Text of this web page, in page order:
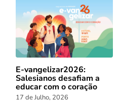
E-vangelizar2026:
Salesianos desafiam a
educar com o coração
17 de Julho, 2026